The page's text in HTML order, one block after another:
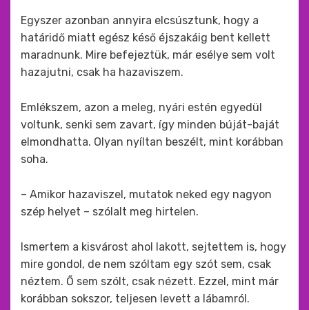
Egyszer azonban annyira elcsúsztunk, hogy a
határidő miatt egész késő éjszakáig bent kellett
maradnunk. Mire befejeztük, már esélye sem volt
hazajutni, csak ha hazaviszem.
Emlékszem, azon a meleg, nyári estén egyedül
voltunk, senki sem zavart, így minden búját-baját
elmondhatta. Olyan nyíltan beszélt, mint korábban
soha.
– Amikor hazaviszel, mutatok neked egy nagyon
szép helyet – szólalt meg hirtelen.
Ismertem a kisvárost ahol lakott, sejtettem is, hogy
mire gondol, de nem szóltam egy szót sem, csak
néztem. Ő sem szólt, csak nézett. Ezzel, mint már
korábban sokszor, teljesen levett a lábamról.